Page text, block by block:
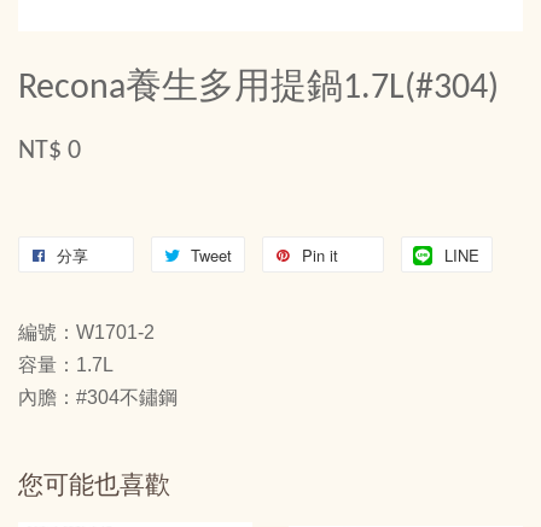
Recona養生多用提鍋1.7L(#304)
NT$ 0
分享 Tweet Pin it LINE
編號：W1701-2
容量：1.7L
內膽：#304不鏽鋼
您可能也喜歡